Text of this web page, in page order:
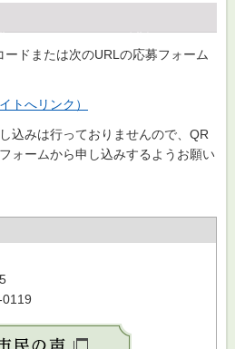
ドまたは次のURLの応募フォーム
トへリンク）
込みは行っておりませんので、QR
ォームから申し込みするようお願い